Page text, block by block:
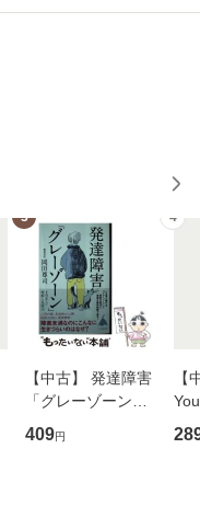
3
【中古】 発達障害
「グレーゾーン」
その正しい理解と
克服法 (SB新書 57
409円
4
【
のが